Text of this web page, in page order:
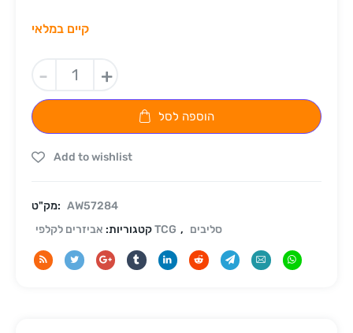
קיים במלאי
- +
הוספה לסל
Add to wishlist
מק"ט: AW57284
קטגוריות:אביזרים לקלפי TCG , סליבים